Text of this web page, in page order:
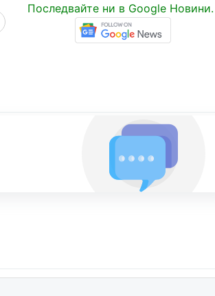
Последвайте ни в Google Новини.